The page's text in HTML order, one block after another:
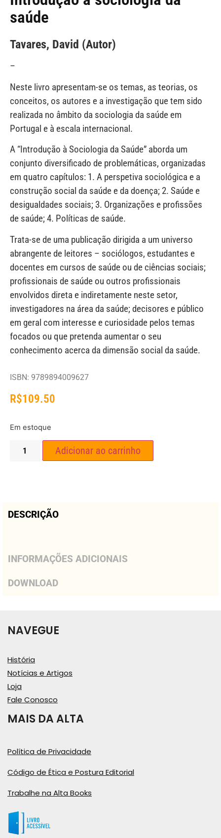
saúde
Tavares, David (Autor)
–
Neste livro apresentam-se os temas, as teorias, os
conceitos, os autores e a investigação que tem sido
realizada no âmbito da sociologia da saúde em
Portugal e à escala internacional.
A “Introdução à Sociologia da Saúde” aborda um
conjunto diversificado de problemáticas, organizadas
em quatro capítulos: 1. A perspetiva sociológica e a
construção social da saúde e da doença; 2. Saúde e
desigualdades sociais; 3. Organizações e profissões
de saúde; 4. Políticas de saúde.
Trata-se de uma publicação dirigida a um universo
abrangente de leitores – sociólogos, estudantes e
docentes em cursos de saúde ou de ciências sociais;
profissionais de saúde ou outros profissionais
envolvidos direta e indiretamente neste setor,
investigadores na área da saúde; decisores e público
em geral com interesse e curiosidade pelos temas
focados ou que pretenda aumentar o seu
conhecimento acerca da dimensão social da saúde.
ISBN: 9789894009627
R$109.50
Em estoque
Adicionar ao carrinho
DESCRIÇÃO
INFORMAÇÕES ADICIONAIS
DOWNLOAD
NAVEGUE
História
Notícias e Artigos
Loja
Fale Conosco
MAIS DA ALTA
Política de Privacidade
Código de Ética e Postura Editorial
Trabalhe na Alta Books